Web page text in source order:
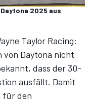
2025 aus
Taylor Racing:
von Daytona nicht
dass der 30-
ausfällt. Damit
für den